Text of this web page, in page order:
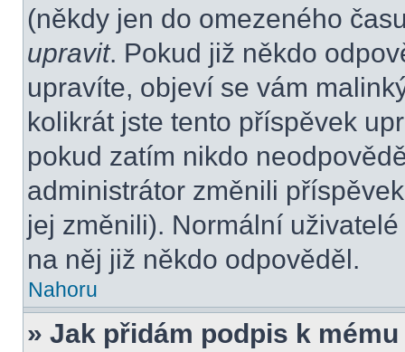
(někdy jen do omezeného
upravit. Pokud již někdo
upravíte, objeví se vám
kolikrát jste tento příspěvek
pokud zatím nikdo
administrátor změnili
jej změnili). Normální
na něj již někdo odpověděl.
Nahoru
» Jak přidám podpis k